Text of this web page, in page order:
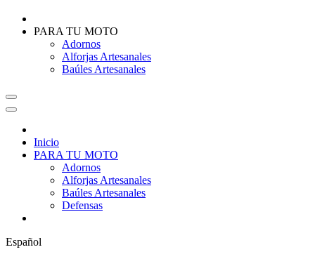
PARA TU MOTO
Adornos
Alforjas Artesanales
Baúles Artesanales
Inicio
PARA TU MOTO
Adornos
Alforjas Artesanales
Baúles Artesanales
Defensas
Español